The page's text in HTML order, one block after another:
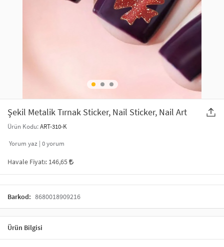
ŞAL VE FULAR
Şekil Metalik Tırnak Sticker, Nail Sticker, Nail Art
Ürün Kodu:ART-310-K
Yorum yaz | 0yorum
Havale Fiyatı: 146,65
Barkod: 8680018909216
Ürün Bilgisi